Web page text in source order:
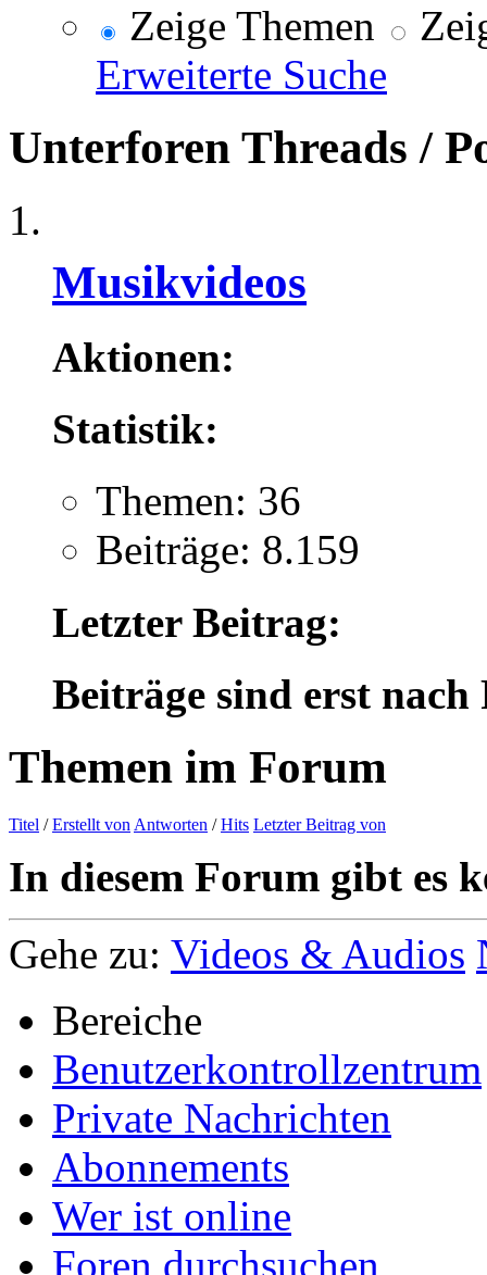
Zeige Themen
Erweiterte Suche
Unterforen Threads /
Musikvideos
Aktionen:
Statistik:
Themen: 36
Beiträge: 8.159
Letzter Beitrag:
Beiträge sind erst
Themen im Forum
Titel /Erstellt von Antworten /Hits Letzter Beitrag von
In diesem Forum gibt es
Gehe zu: Videos & Audios
Bereiche
Benutzerkontrollzentrum
Private Nachrichten
Abonnements
Wer ist online
Foren durchsuchen